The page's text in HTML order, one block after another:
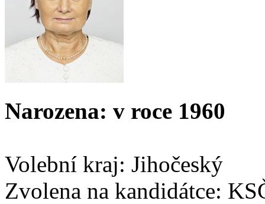
Narozena: v roce 1960
Volební kraj: Jihočeský
Zvolena na kandidátce: